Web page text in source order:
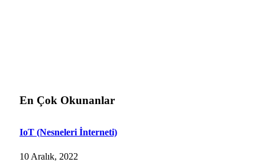
En Çok Okunanlar
IoT (Nesneleri İnterneti)
10 Aralık, 2022